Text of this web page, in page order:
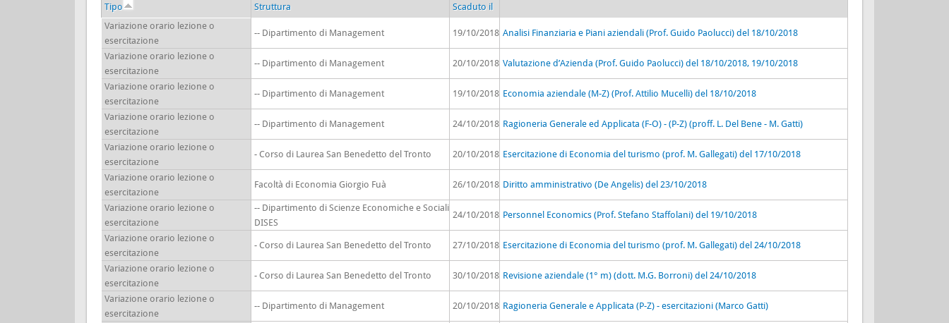
Tipo
Struttura
Scaduto il
Variazione orario lezione o
esercitazione
-- Dipartimento di Management 19/10/2018 Analisi Finanziaria e Piani aziendali (Prof. Guido Paolucci) del 18/10/2018
Variazione orario lezione o
esercitazione
-- Dipartimento di Management 20/10/2018 Valutazione d’Azienda (Prof. Guido Paolucci) del 18/10/2018, 19/10/2018
Variazione orario lezione o
esercitazione
-- Dipartimento di Management 19/10/2018 Economia aziendale (M-Z) (Prof. Attilio Mucelli) del 18/10/2018
Variazione orario lezione o
esercitazione
-- Dipartimento di Management 24/10/2018 Ragioneria Generale ed Applicata (F-O) - (P-Z) (proff. L. Del Bene - M. Gatti)
Variazione orario lezione o
esercitazione
- Corso di Laurea San Benedetto del Tronto 20/10/2018 Esercitazione di Economia del turismo (prof. M. Gallegati) del 17/10/2018
Variazione orario lezione o
esercitazione
Facoltà di Economia Giorgio Fuà 26/10/2018 Diritto amministrativo (De Angelis) del 23/10/2018
Variazione orario lezione o
esercitazione
-- Dipartimento di Scienze Economiche e Sociali
DISES
24/10/2018 Personnel Economics (Prof. Stefano Staffolani) del 19/10/2018
Variazione orario lezione o
esercitazione
- Corso di Laurea San Benedetto del Tronto 27/10/2018 Esercitazione di Economia del turismo (prof. M. Gallegati) del 24/10/2018
Variazione orario lezione o
esercitazione
- Corso di Laurea San Benedetto del Tronto 30/10/2018 Revisione aziendale (1° m) (dott. M.G. Borroni) del 24/10/2018
Variazione orario lezione o
esercitazione
-- Dipartimento di Management 20/10/2018 Ragioneria Generale e Applicata (P-Z) - esercitazioni (Marco Gatti)